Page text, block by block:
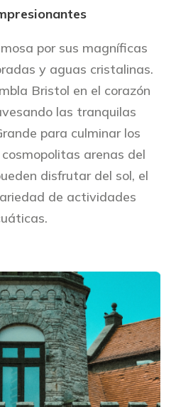
por sus magníficas
y aguas cristalinas.
Bristol en el corazón
las tranquilas
para culminar los
arenas del
disfrutar del sol, el
de actividades